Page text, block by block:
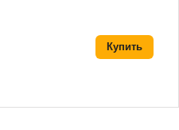
Купить